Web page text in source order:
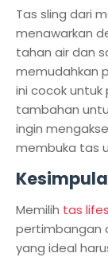
Tas sling dari
menawarkan
tahan air dan
memudahkan
ini cocok
tambahan
ingin
membuka tas
Memilih tas
pertimbangan
yang ideal